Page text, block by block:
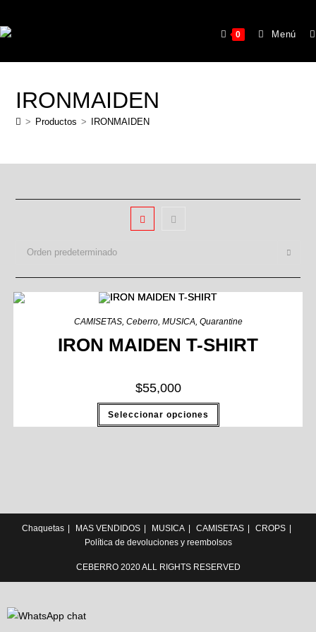
0 Menú
IRONMAIDEN
> Productos > IRONMAIDEN
Orden predeterminado
CAMISETAS, Ceberro, MUSICA, Quarantine
IRON MAIDEN T-SHIRT
$55,000
Seleccionar opciones
Chaquetas MAS VENDIDOS MUSICA CAMISETAS
CROPS
Política de devoluciones y reembolsos
CEBERRO 2020 ALL RIGHTS RESERVED